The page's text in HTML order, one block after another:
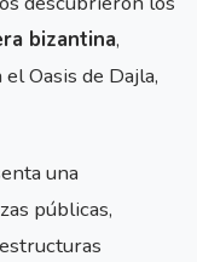
bizantina,
Oasis de Dajla,
una
públicas,